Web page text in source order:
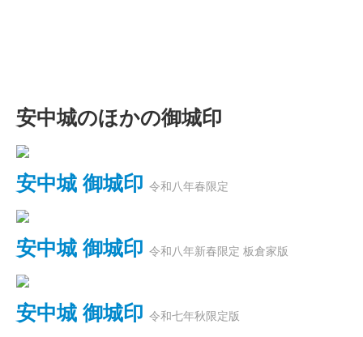
安中城のほかの御城印
安中城 御城印 令和八年春限定
安中城 御城印 令和八年新春限定 板倉家版
安中城 御城印 令和七年秋限定版